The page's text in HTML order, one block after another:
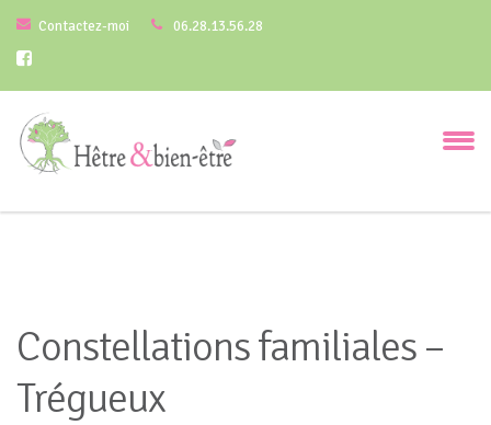
Contactez-moi 06.28.13.56.28
Constellations familiales –
Trégueux